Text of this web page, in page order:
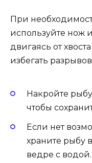
При
используйте нож
двигаясь от
избегать
Накройте
чтобы
Если нет
храните рыбу
ведре с водой.